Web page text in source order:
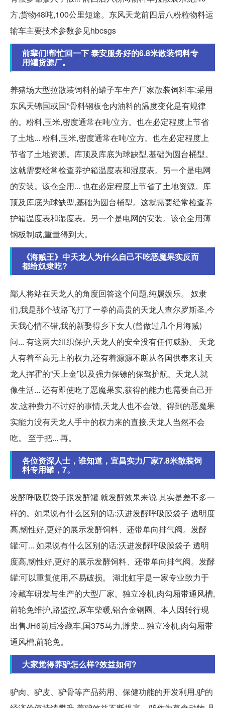
方,货物48吨,100公里短途。东风天龙前四后八粉粒物料运
输车主要技术参数参见hbcsgs
前辈们!帮忙回一下 泰安服务好的6.8米散装饲料专
用罐货源厂。
养猪场大型拉散装饲料的罐子车生产厂家散装饲料车:采用
东风天锦国或国*骨料钢板仓内油料的温度变化是有规律
的。粉料,玉米,密度通常在吨/立方。也在必定程度上节省
了土地... 粉料,玉米,密度通常在吨/立方。也在必定程度上
节省了土地资源。库顶及库底为球缺型,基础为圆台桶型。
这就需要经常检查养护箱温度表和湿度表。另一个是电网
的安装。该仓全用... 也在必定程度上节省了土地资源。库
顶及库底为球缺型,基础为圆台桶型。这就需要经常检查养
护箱温度表和湿度表。另一个是电网的安装。该仓全用薄
钢板制成,重量得到大。
《海贼王》中天龙人为什么自己不吃恶魔果实反而
都给奴隶吃?
鄙人将站在天龙人的角度回答这个问题,纯属娱乐。 奴隶
们,我是那个被路飞打了一拳的高贵的天龙人查尔罗斯圣,今
天我心情不错,我的新娶得乡下女人(曾做过几个月海贼)
问... 有这两大组织保护,天龙人的安全没有任何威胁。 天龙
人有着至高无上的权力,还有着源源不断从各国供奉来让天
龙人挥霍的“天上金”以及强力保镖的保驾护航。天龙人就
像生活... 还有即使吃了恶魔果实,获得的能力也需要自己开
发,这种费力不讨好的事情,天龙人也不会做。得到的恶魔果
实能力没有天龙人手中的权力来的直接,天龙人当然不会
吃。 至于把... 再。
各位资深人士，谁知道，宜昌实力厂家7.8米散装饲
料专用罐，7。
发酵呼吸膜袋子跟发酵罐 就发酵效果来说 其实是差不多一
样的。如果说有什么区别的话:沃进发酵呼吸膜袋子 透明度
高,韧性好,更好的展示发酵饲料、还带单向排气阀。发酵
罐:可... 如果说有什么区别的话:沃进发酵呼吸膜袋子 透明
度高,韧性好,更好的展示发酵饲料、还带单向排气阀。发酵
罐:可以重复使用,不易破损。 湖北虹宇是一家专业致力于
冷藏车研发与生产的大型厂家。独立冷机,肉勾厢带通风槽,
前轮免维护,路监控,原车柴暖,铝合金钢圈。本人因转行现
出售JH6前后冷藏车,国375马力,潍柴... 独立冷机,肉勾厢带
通风槽,前轮免。
大家觉得养驴怎么样?效益如何?
驴肉、驴皮、驴骨等产品药用、保健功能的开发利用,驴的